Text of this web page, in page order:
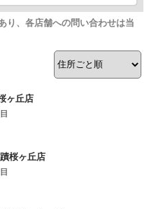
り、各店舗への問い合わせは当
ヶ丘店
桜ヶ丘店